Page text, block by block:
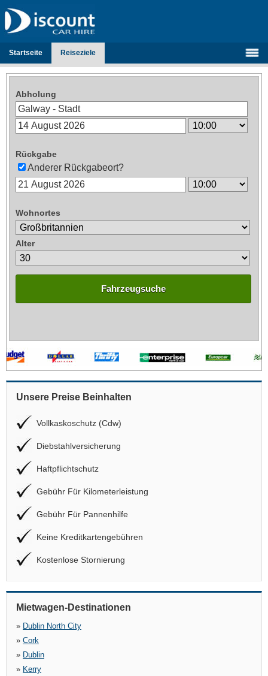
Startseite Reiseziele
Abholung
Rückgabe
Anderer Rückgabeort?
Wohnortes
Alter
Fahrzeugsuche
Unsere Preise Beinhalten
Vollkaskoschutz (Cdw)
Diebstahlversicherung
Haftpflichtschutz
Gebühr Für Kilometerleistung
Gebühr Für Pannenhilfe
Keine Kreditkartengebühren
Kostenlose Stornierung
Mietwagen-Destinationen
» Dublin North City
» Cork
» Dublin
» Kerry